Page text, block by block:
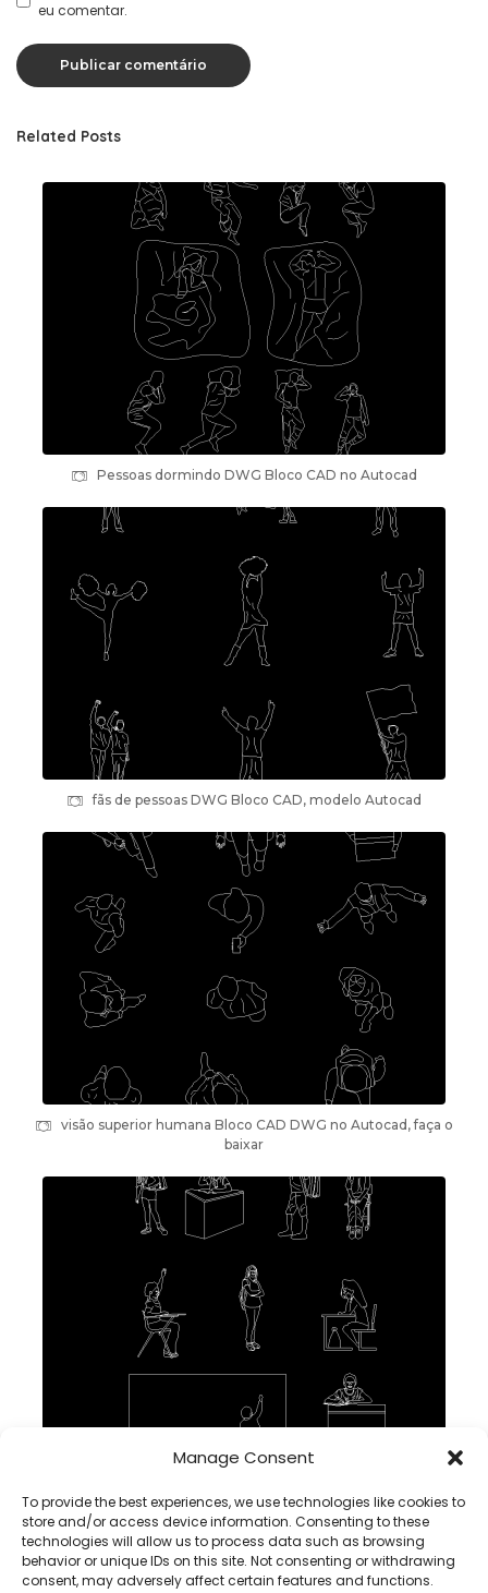
Manage Consent
To provide the best experiences, we use technologies like cookies to
store and/or access device information. Consenting to these
technologies will allow us to process data such as browsing
behavior or unique IDs on this site. Not consenting or withdrawing
consent, may adversely affect certain features and functions.
eu comentar.
Related Posts
Pessoas dormindo DWG Bloco CAD no Autocad
fãs de pessoas DWG Bloco CAD, modelo Autocad
visão superior humana Bloco CAD DWG no Autocad, faça o
baixar
Crianças em idade escolar Bloco CAD em Autocad,